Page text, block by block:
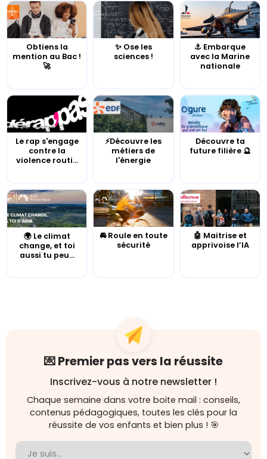
Obtiens la
mention au Bac !
🚀
✨ Ose les
sciences !
⚓️ Embarque
avec la Marine
nationale
Le rap s'engage
contre la
violence routi...
⚡Découvre les
métiers de
l'énergie
Découvre ta
future filière 🔮
🌍 Le climat
change, et toi
aussi tu peu...
🚘 Roule en toute
sécurité
🤖 Maitrise et
apprivoise l’IA
💌 Premier pas vers la réussite
Inscrivez-vous à notre newsletter !
Chaque semaine dans votre boite mail : conseils,
contenus pédagogiques, toutes les clés pour la
réussite de vos enfants et bien plus ! 🎯